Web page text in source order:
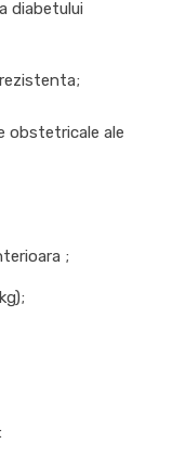
diabetului
obstetricale ale
;